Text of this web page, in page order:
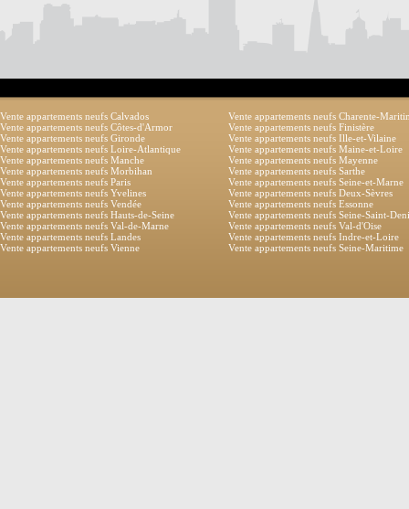
Vente appartements neufs Calvados
Vente appartements neufs Charente-
Vente appartements neufs Côtes-d'Armor
Vente appartements neufs Finistère
Vente appartements neufs Gironde
Vente appartements neufs Ille-et-Vilaine
Vente appartements neufs Loire-Atlantique
Vente appartements neufs Maine-et-Loire
Vente appartements neufs Manche
Vente appartements neufs Mayenne
Vente appartements neufs Morbihan
Vente appartements neufs Sarthe
Vente appartements neufs Paris
Vente appartements neufs Seine-et-Marne
Vente appartements neufs Yvelines
Vente appartements neufs Deux-Sèvres
Vente appartements neufs Vendée
Vente appartements neufs Essonne
Vente appartements neufs Hauts-de-Seine
Vente appartements neufs Seine-Saint-
Vente appartements neufs Val-de-Marne
Vente appartements neufs Val-d'Oise
Vente appartements neufs Landes
Vente appartements neufs Indre-et-Loire
Vente appartements neufs Vienne
Vente appartements neufs Seine-Maritime